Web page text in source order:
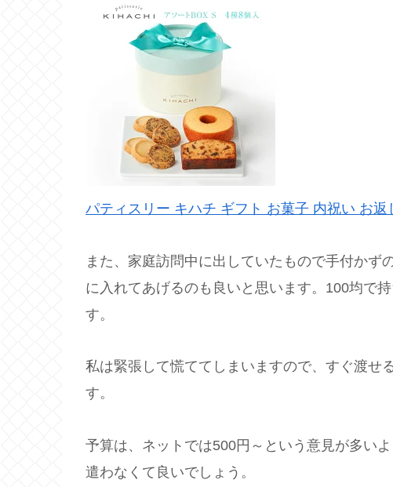
パティスリー キハチ ギフト お菓子 内祝い お
また、家庭訪問中に出していたもので手付かず
に入れてあげるのも良いと思います。100均で
す。
私は緊張して慌ててしまいますので、すぐ渡せ
す。
予算は、ネットでは500円～という意見が多い
遣わなくて良いでしょう。